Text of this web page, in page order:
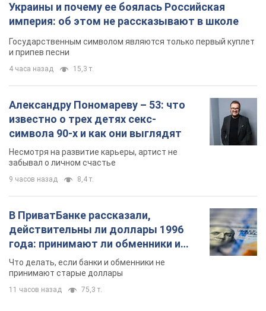
Украины и почему ее боялась Российская
империя: об этом не рассказывают в школе
Государственным символом являются только первый куплет
и припев песни
4 часа назад 15,3 т.
Александру Пономареву – 53: что
известно о трех детях секс-
символа 90-х и как они выглядят
Несмотря на развитие карьеры, артист не
забывал о личном счастье
9 часов назад 8,4 т.
В ПриватБанке рассказали,
действительны ли доллары 1996
года: принимают ли обменники и
банки такие купюры
Что делать, если банки и обменники не
принимают старые доллары
11 часов назад 75,3 т.